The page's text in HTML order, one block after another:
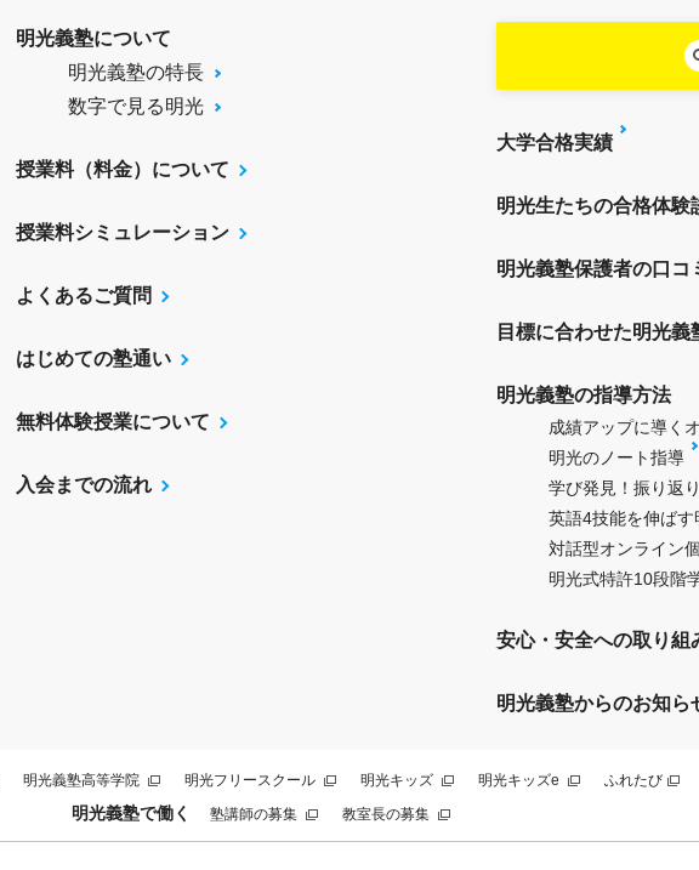
明光義塾について
明光義塾の特長
数字で見る明光
授業料（料金）について
授業料シミュレーション
よくあるご質問
はじめての塾通い
無料体験授業について
入会までの流れ
大学合格実績
明光生たちの合格体験
明光義塾保護者の口コ
目標に合わせた明光義
明光義塾の指導方法
成績アップに導く
明光のノート指導
学び発見！振り返
英語4技能を伸ばす
対話型オンライン
明光式特許10段階
安心・安全への取り組
明光義塾からのお知ら
明光義塾高等学院 明光フリースクール 明光キッズ 明光キッズe ふれたび
明光義塾で働く 塾講師の募集 教室長の募集